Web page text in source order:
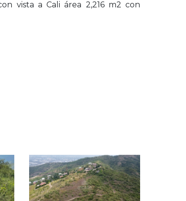
vista a Cali área 2,216 m2 con